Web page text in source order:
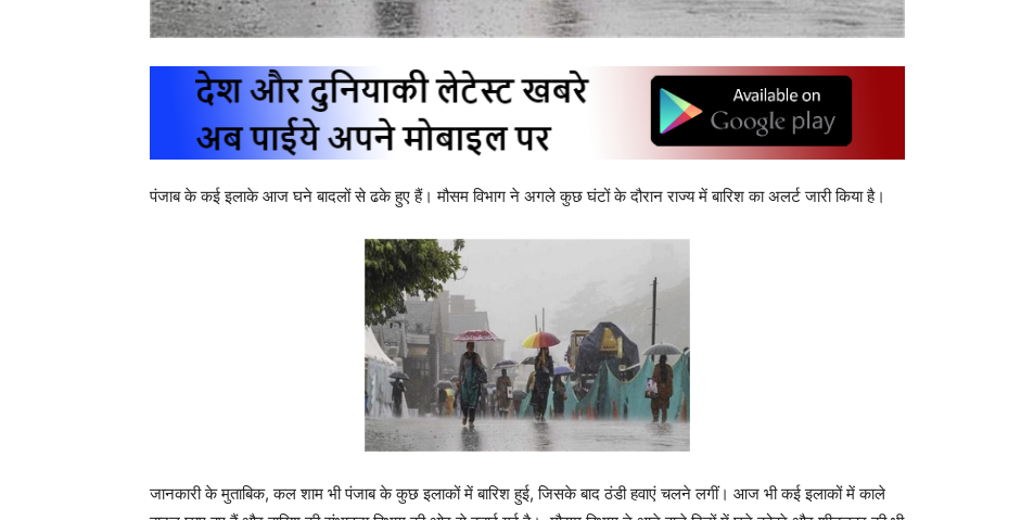
पंजाब के कई इलाके आज घने बादलों से ढके हुए हैं। मौसम विभाग ने अगले कुछ घंटों के दौरान राज्य में बारिश का अलर्ट जारी किया है।
जानकारी के मुताबिक, कल शाम भी पंजाब के कुछ इलाकों में बारिश हुई, जिसके बाद ठंडी हवाएं चलने लगीं। आज भी कई इलाकों में काले